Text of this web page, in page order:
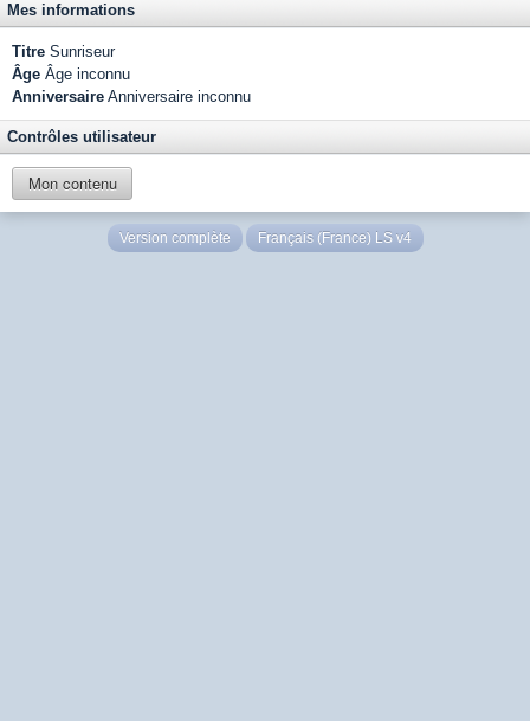
Mes informations
Titre Sunriseur
Âge Âge inconnu
Anniversaire Anniversaire inconnu
Contrôles utilisateur
Mon contenu
Version complète Français (France) LS v4